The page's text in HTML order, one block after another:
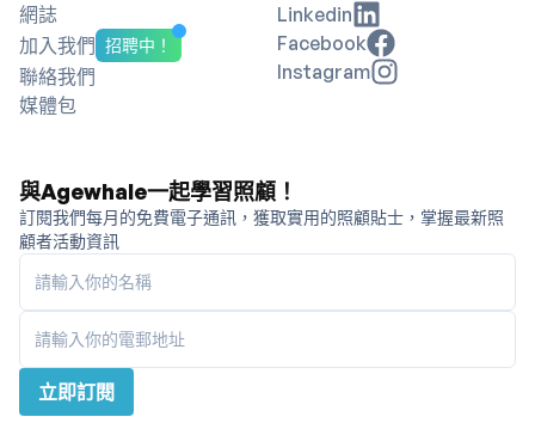
網誌
加入我們 招聘中！
聯絡我們
媒體包
Linkedin
Facebook
Instagram
與Agewhale一起學習照顧！
訂閱我們每月的免費電子通訊，獲取實用的照顧貼士，掌握最新照
顧者活動資訊
請輸入你的名稱
請輸入你的電郵地址
立即訂閱